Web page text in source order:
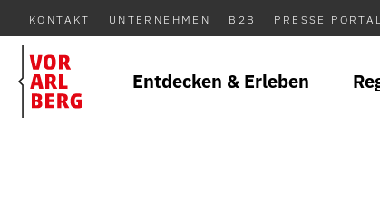
KONTAKT UNTERNEHMEN B2B PRESSE PORTAL
Entdecken & Erleben